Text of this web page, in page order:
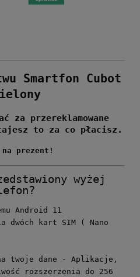
Smartfon Cubot
za przereklamowane
to za co płacisz.
prezent!
wyżej
Android 11
dwóch kart SIM ( Nano
twoje dane - Aplikacje,
rozszerzenia do 256